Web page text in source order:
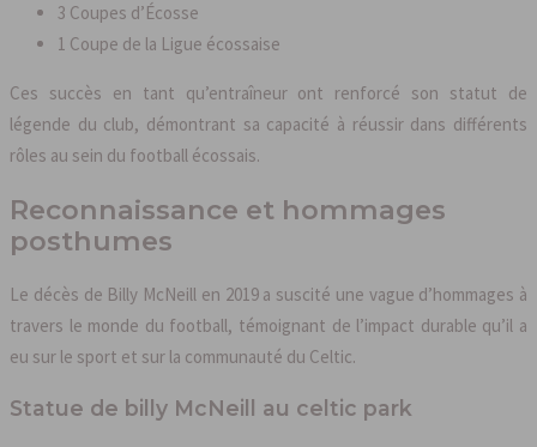
3 Coupes d’Écosse
1 Coupe de la Ligue écossaise
Ces succès en tant qu’entraîneur ont renforcé son statut de
légende du club, démontrant sa capacité à réussir dans différents
rôles au sein du football écossais.
Reconnaissance et hommages
posthumes
Le décès de Billy McNeill en 2019 a suscité une vague d’hommages à
travers le monde du football, témoignant de l’impact durable qu’il a
eu sur le sport et sur la communauté du Celtic.
Statue de billy McNeill au celtic park